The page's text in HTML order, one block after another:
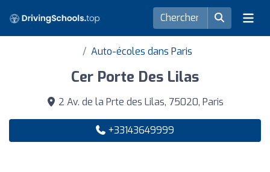
Auto-écoles dans Paris
Cer Porte Des Lilas
2 Av. de la Prte des Lilas, 75020, Paris
+33143649999